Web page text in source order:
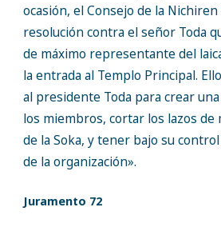
ocasión, el Consejo de la
resolución contra el señor Toda
de máximo representante del
la entrada al Templo Principal.
al presidente Toda para crear
los miembros, cortar los lazos de
de la Soka, y tener bajo su
de la organización».
Juramento 72